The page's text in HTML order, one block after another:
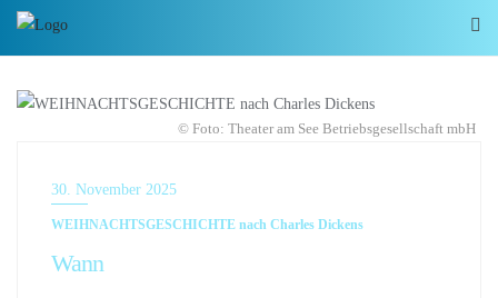
© Foto: Theater am See Betriebsgesellschaft mbH
30. November 2025
WEIHNACHTSGESCHICHTE nach Charles Dickens
Wann